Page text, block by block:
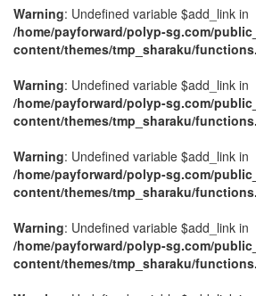
Warning: Undefined variable $add_link in
/home/payforward/polyp-sg.com/
content/themes/tmp_sharaku/
Warning: Undefined variable $add_link in
/home/payforward/polyp-sg.com/
content/themes/tmp_sharaku/
Warning: Undefined variable $add_link in
/home/payforward/polyp-sg.com/
content/themes/tmp_sharaku/
Warning: Undefined variable $add_link in
/home/payforward/polyp-sg.com/
content/themes/tmp_sharaku/